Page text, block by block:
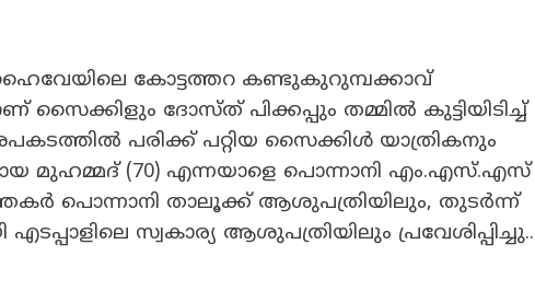
ഹൈവേയിലെ കോട്ടത്തറ കണ്ടുകുറുമ്പക്കാവ്
സൈക്കിളും ദോസ്ത് പിക്കപ്പും തമ്മിൽ കുട്ടിയിടിച്ച്
പരിക്ക് പറ്റിയ സൈക്കിൾ യാത്രികനും
മുഹമ്മദ് (70) എന്നയാളെ പൊന്നാനി എം.എസ്.എസ്
പൊന്നാനി താലൂക്ക് ആശുപത്രിയിലും, തുടർന്ന്
എടപ്പാളിലെ സ്വകാര്യ ആശുപത്രിയിലും പ്രവേശിപ്പിച്ചു..